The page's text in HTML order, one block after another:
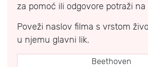
za pomoć ili odgovore potraži
Poveži naslov filma s vrstom
u njemu glavni lik.
Beethoven